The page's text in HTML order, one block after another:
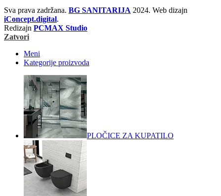
Sva prava zadržana. BG SANITARIJA 2024. Web dizajn
iConcept.digital.
Redizajn PCMAX Studio
Zatvori
Meni
Kategorije proizvoda
PLOČICE ZA KUPATILO